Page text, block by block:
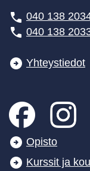
040 138
040 138
Yhteystiedot
Opisto
Kurssit ja